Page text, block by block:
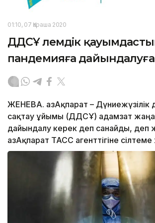
01:10, 07 Қараша 2020
ДДСҰ әлемдік
пандемияға
ЖЕНЕВА. ҚазАқпарат – Дүниежүзілік
сақтау ұйымы (ДДСҰ) адамзат жаңа
дайындалу керек деп санайды, деп
ҚазАқпарат ТАСС агенттігіне